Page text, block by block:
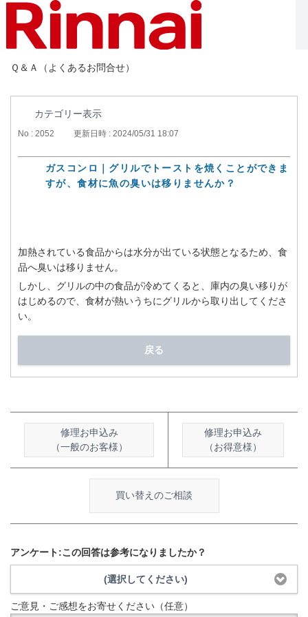
Ｑ＆Ａ（よくあるお問合せ）
カテゴリー表示
No : 2052 更新日時 : 2024/05/31 18:07
ガスコンロ｜グリルでトーストを焼くことができま
すが、食材に魚の臭いは移りませんか？
加熱されている食品からは水分が出ている状態となるため、食
品へ臭いは移りません。
しかし、グリルの中の食品が冷めてくると、庫内の臭い移りが
はじめるので、食材が熱いうちにグリルから取り出してくださ
い。
戻る
修理お申込み
（一般のお客様）
修理お申込み
（お得意様）
買い替えのご相談
アンケート:この回答は参考になりましたか？
(選択してください)
ご意見・ご感想をお寄せください（任意）